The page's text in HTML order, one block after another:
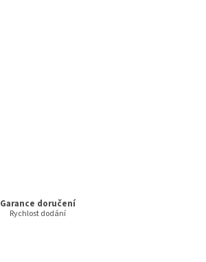
Garance doručení
Rychlost dodání